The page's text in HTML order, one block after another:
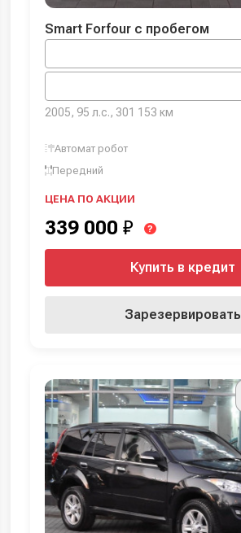
Smart Forfour с пробегом
2005, 95 л.с., 301 153 км
Автомат робот
Передний
ЦЕНА ПО АКЦИИ
339 000 ₽ ?
Купить в кредит
Зарезервировать